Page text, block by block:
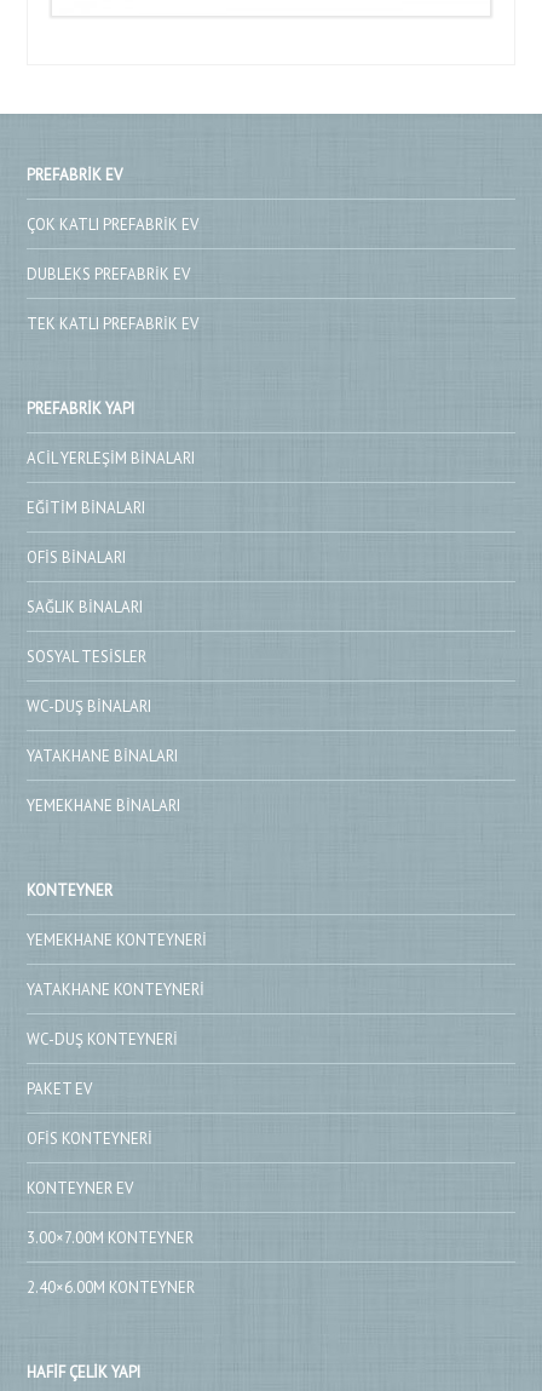
PREFABRIK EV
ÇOK KATLI PREFABRIK EV
DUBLEKS PREFABRIK EV
TEK KATLI PREFABRIK EV
PREFABRIK YAPI
ACIL YERLEŞIM BINALARI
EĞITIM BINALARI
OFIS BINALARI
SAĞLIK BINALARI
SOSYAL TESISLER
WC-DUŞ BINALARI
YATAKHANE BINALARI
YEMEKHANE BINALARI
KONTEYNER
YEMEKHANE KONTEYNERI
YATAKHANE KONTEYNERI
WC-DUŞ KONTEYNERI
PAKET EV
OFIS KONTEYNERI
KONTEYNER EV
3.00×7.00M KONTEYNER
2.40×6.00M KONTEYNER
HAFIF ÇELIK YAPI